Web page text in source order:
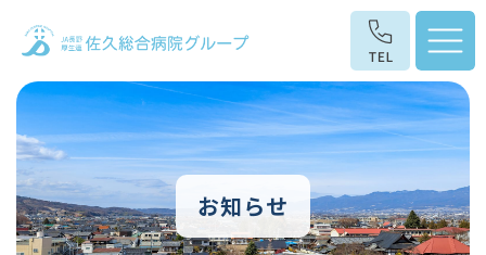
お知らせ